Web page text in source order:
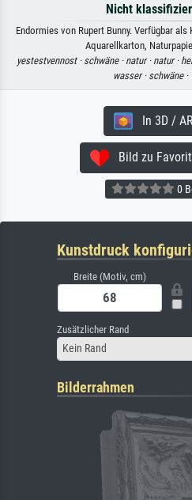
Nicht
Endormies von Rupert Bunny. Verfügbar
Aquarellkarton,
yestestvennost · schwäne · natur · natur ·
wasser · schwäne ·
In 3D /
Bild zu
0
Kunstdruck
Breite (Motiv, cm)
Zusätzlicher Rand
Kein Rand
Bilderrahmen